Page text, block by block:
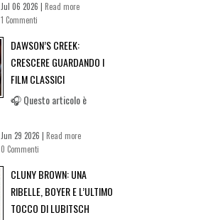
Jul 06 2026 | Read more
1 Commenti
DAWSON’S CREEK:
CRESCERE GUARDANDO I
FILM CLASSICI
🎧 Questo articolo è
Jun 29 2026 | Read more
0 Commenti
CLUNY BROWN: UNA
RIBELLE, BOYER E L’ULTIMO
TOCCO DI LUBITSCH